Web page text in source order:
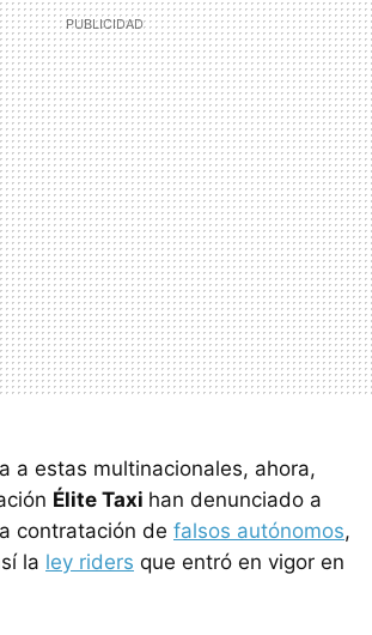
a estas multinacionales, ahora,
Élite Taxi han denunciado a
contratación de falsos autónomos,
la ley riders que entró en vigor en